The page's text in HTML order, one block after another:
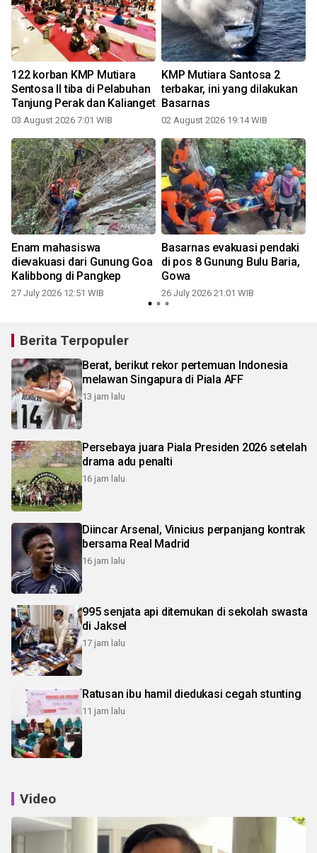
122 korban KMP Mutiara
Sentosa II tiba di Pelabuhan
Tanjung Perak dan Kalianget
03 August 2026 7:01 WIB
KMP Mutiara Santosa 2
terbakar, ini yang dilakukan
Basarnas
02 August 2026 19:14 WIB
Enam mahasiswa
dievakuasi dari Gunung Goa
Kalibbong di Pangkep
27 July 2026 12:51 WIB
Basarnas evakuasi pendaki
di pos 8 Gunung Bulu Baria,
Gowa
26 July 2026 21:01 WIB
Berita Terpopuler
Berat, berikut rekor pertemuan Indonesia
melawan Singapura di Piala AFF
13 jam lalu
Persebaya juara Piala Presiden 2026 setelah
drama adu penalti
16 jam lalu
Diincar Arsenal, Vinicius perpanjang kontrak
bersama Real Madrid
16 jam lalu
995 senjata api ditemukan di sekolah swasta
di Jaksel
17 jam lalu
Ratusan ibu hamil diedukasi cegah stunting
11 jam lalu
Video